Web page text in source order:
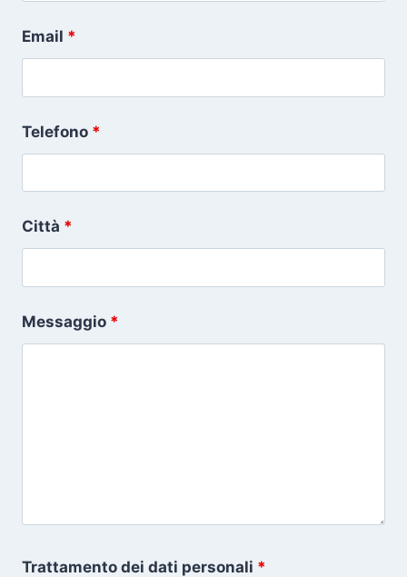
Email *
Telefono *
Città *
Messaggio *
Trattamento dei dati personali *